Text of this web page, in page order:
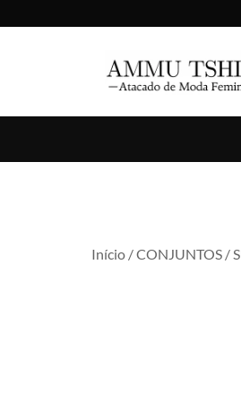
AMMU TSHIRT
Compre no Atacado
Início /CONJUNTOS /